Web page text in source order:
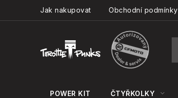
Jak nakupovat Obchodní podmínky
POWER KIT ČTYŘKOLKY